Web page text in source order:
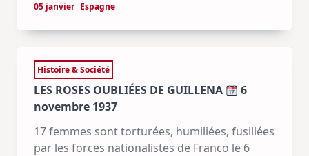
05 janvier Espagne
Histoire & Société
LES ROSES OUBLIÉES DE GUILLENA
6
novembre 1937
17 femmes sont torturées, humiliées, fusillées
par les forces nationalistes de Franco le 6